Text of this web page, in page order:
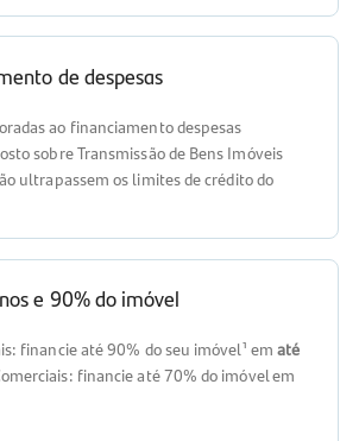
de despesas
ao financiamento despesas
sobre Transmissão de Bens Imóveis
ultrapassem os limites de crédito do
e 90% do imóvel
financie até 90% do seu imóvel¹ em até
financie até 70% do imóvel em